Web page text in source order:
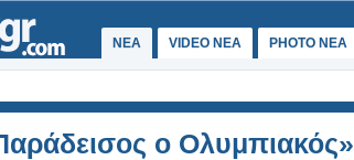
ΝΕΑ VIDEO NEA PHOTO NEA
ο Ολυμπιακός»